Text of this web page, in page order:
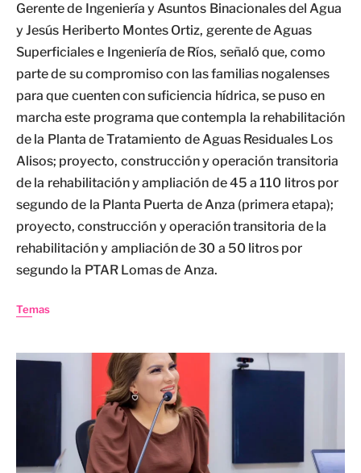
Gerente de Ingeniería y Asuntos Binacionales del Agua
y Jesús Heriberto Montes Ortiz, gerente de Aguas
Superficiales e Ingeniería de Ríos, señaló que, como
parte de su compromiso con las familias nogalenses
para que cuenten con suficiencia hídrica, se puso en
marcha este programa que contempla la rehabilitación
de la Planta de Tratamiento de Aguas Residuales Los
Alisos; proyecto, construcción y operación transitoria
de la rehabilitación y ampliación de 45 a 110 litros por
segundo de la Planta Puerta de Anza (primera etapa);
proyecto, construcción y operación transitoria de la
rehabilitación y ampliación de 30 a 50 litros por
segundo la PTAR Lomas de Anza.
Temas